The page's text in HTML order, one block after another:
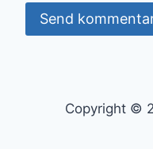
Copyright ©